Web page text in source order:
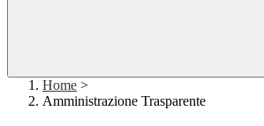
Home >
Amministrazione Trasparente